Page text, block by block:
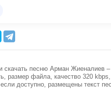
скачать песню Арман Жиеналиев
размер файла, качество 320
доступно, размещены текст